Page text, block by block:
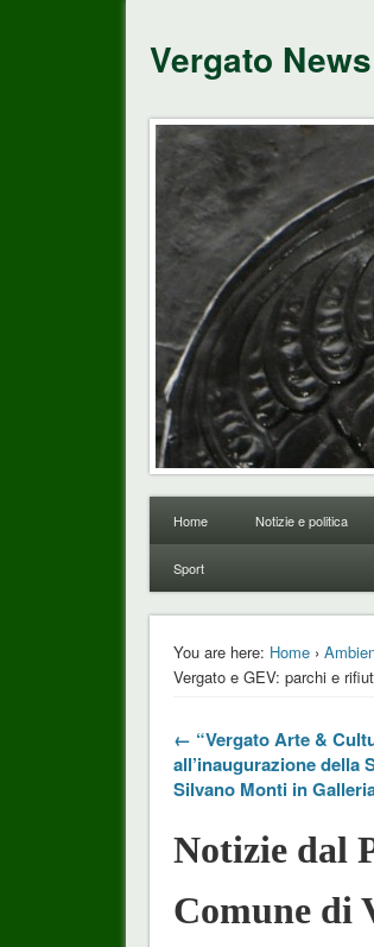
Vergato
Home Notizie e politica
Sport
You are here: Home›
Vergato e GEV: parchi e
← “Vergato Arte &
all’inaugurazione della
Silvano Monti in
Notizie dal
Comune di